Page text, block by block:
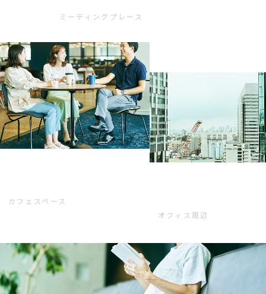
ミーティングプレース
カフェスペース
オフィス周辺